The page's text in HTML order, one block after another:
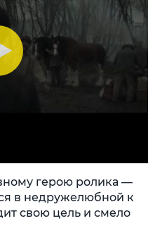
герою ролика —
в недружелюбной к
свою цель и смело